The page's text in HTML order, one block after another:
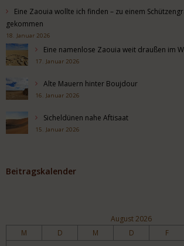
Eine Zaouia wollte ich finden – zu einem
gekommen
18. Januar 2026
Eine namenlose Zaouia weit draußen im
17. Januar 2026
Alte Mauern hinter Boujdour
16. Januar 2026
Sicheldünen nahe Aftisaat
15. Januar 2026
Beitragskalender
August 2026
M D M D F